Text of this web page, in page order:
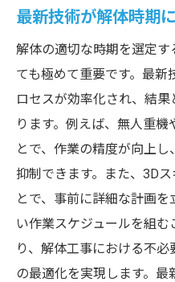
最新技術が解体時期
解体の適切な時期を選定
ても極めて重要です。最
ロセスが効率化され、結
ります。例えば、無人重
とで、作業の精度が向上
抑制できます。また、3D
とで、事前に詳細な計画
い作業スケジュールを組
り、解体工事における不
の最適化を実現します。